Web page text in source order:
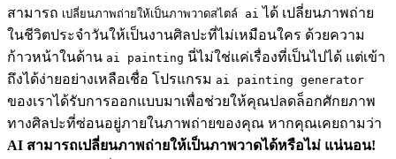
สามารถ เปลี่ยนภาพถ่ายให้เป็นภาพวาดสไตล์ ai ได้ เปลี่ยนภาพถ่าย
ในชีวิตประจำวันให้เป็นงานศิลปะที่ไม่เหมือนใคร ด้วยความ
ก้าวหน้าในด้าน ai painting นี่ไม่ใช่แค่เรื่องที่เป็นไปได้ แต่เข้า
ถึงได้ง่ายอย่างเหลือเชื่อ โปรแกรม ai painting generator
ของเราได้รับการออกแบบมาเพื่อช่วยให้คุณปลดล็อกศักยภาพ
ทางศิลปะที่ซ่อนอยู่ภายในภาพถ่ายของคุณ หากคุณเคยถามว่า
AI สามารถเปลี่ยนภาพถ่ายให้เป็นภาพวาดได้หรือไม่ แน่นอน!